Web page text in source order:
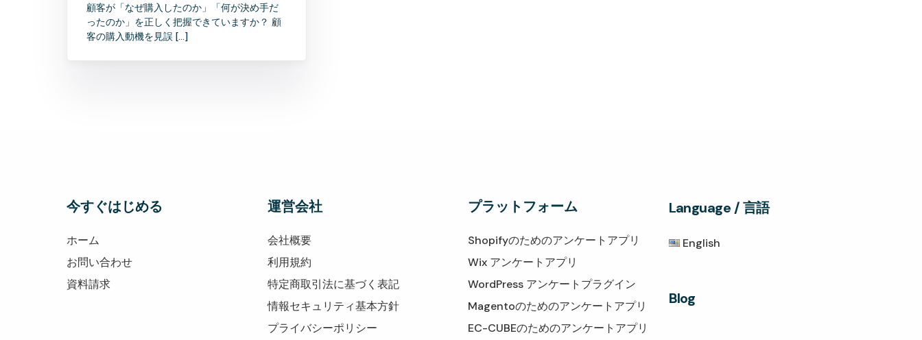
顧客が「なぜ購入したのか」「何が決め手だ
ったのか」を正しく把握できていますか？ 顧
客の購入動機を見誤 […]
今すぐはじめる
ホーム
お問い合わせ
資料請求
運営会社
会社概要
利用規約
特定商取引法に基づく表記
情報セキュリティ基本方針
プライバシーポリシー
プラットフォーム
Shopifyのためのアンケートアプリ
Wix アンケートアプリ
WordPress アンケートプラグイン
Magentoのためのアンケートアプリ
EC-CUBEのためのアンケートアプリ
Language / 言語
English
Blog